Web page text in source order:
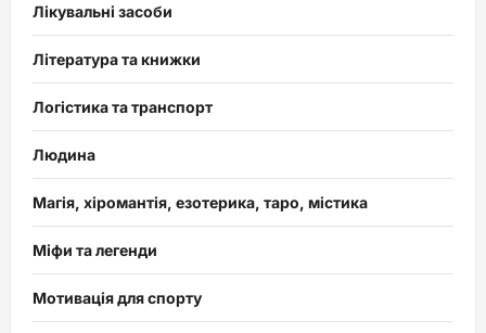
Лікувальні засоби
Література та книжки
Логістика та транспорт
Людина
Магія, хіромантія, езотерика, таро, містика
Міфи та легенди
Мотивація для спорту